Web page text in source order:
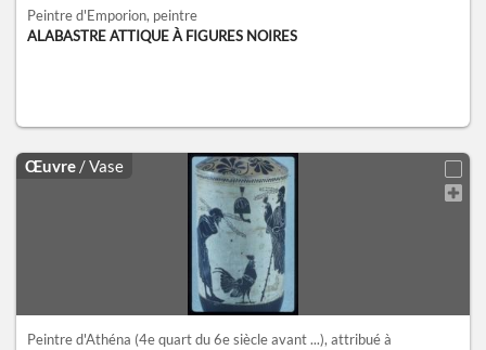
Peintre d'Emporion, peintre
ALABASTRE ATTIQUE À FIGURES NOIRES
Œuvre / Vase
Peintre d'Athéna (4e quart du 6e siècle avant ...), attribué à